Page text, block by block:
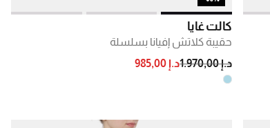
كالت غايا
حقيبة كلاتش إفيانا بسلسلة
PRICE REDUCED FROM
د.إ 1.970,00 TO
د.إ 985,00